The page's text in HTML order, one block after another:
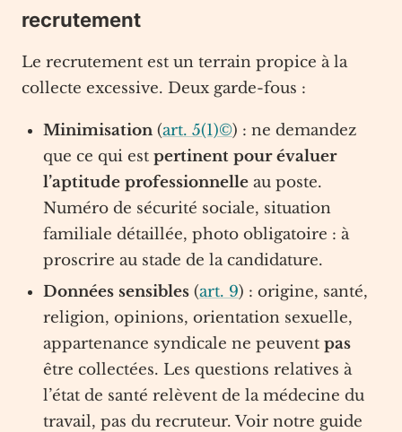
recrutement
Le recrutement est un terrain propice à la
collecte excessive. Deux garde-fous :
Minimisation (art. 5(1)©) : ne demandez
que ce qui est pertinent pour évaluer
l’aptitude professionnelle au poste.
Numéro de sécurité sociale, situation
familiale détaillée, photo obligatoire : à
proscrire au stade de la candidature.
Données sensibles (art. 9) : origine, santé,
religion, opinions, orientation sexuelle,
appartenance syndicale ne peuvent pas
être collectées. Les questions relatives à
l’état de santé relèvent de la médecine du
travail, pas du recruteur. Voir notre guide